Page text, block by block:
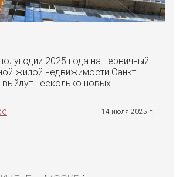
2025 года на первичный
жилой недвижимости Санкт-
выйдут несколько новых
14 июля 2025 г.